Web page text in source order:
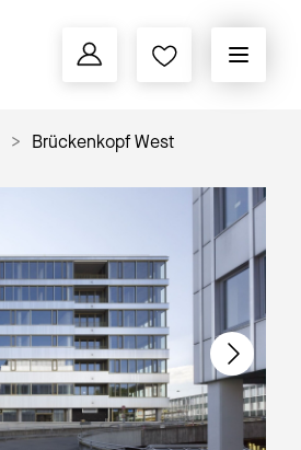
Brückenkopf West